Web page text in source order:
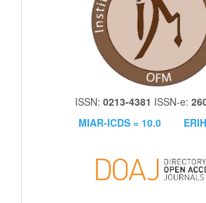
ISSN: 0213-4381 ISSN-e:
MIAR-ICDS = 10.0